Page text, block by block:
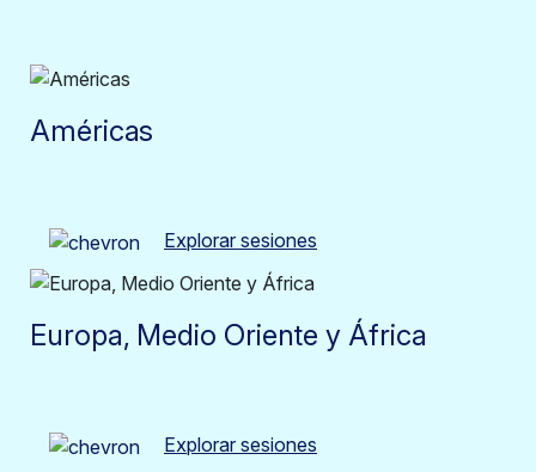
Américas
Explorar sesiones
Europa, Medio Oriente y África
Explorar sesiones